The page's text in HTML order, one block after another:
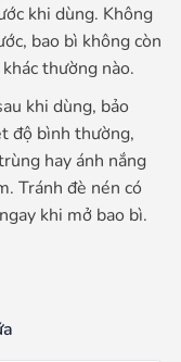
khi dùng. Không
bao bì không còn
thường nào.
khi dùng, bảo
độ bình thường,
hay ánh nắng
Tránh đè nén có
khi mở bao bì.